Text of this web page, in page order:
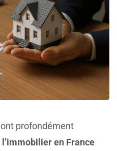
ont profondément
l’immobilier en France